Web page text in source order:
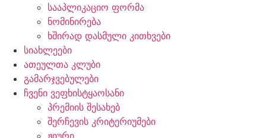
სააპლიკაციო ფორმა
ნომინირება
ხშირად დასმული კითხვები
სიახლეები
ათეულთა კლუბი
გამარჯვებულები
ჩვენი ვეფხისტყაოსანი
პრემიის შესახებ
შერჩევის კრიტერიუმები
ჟიური